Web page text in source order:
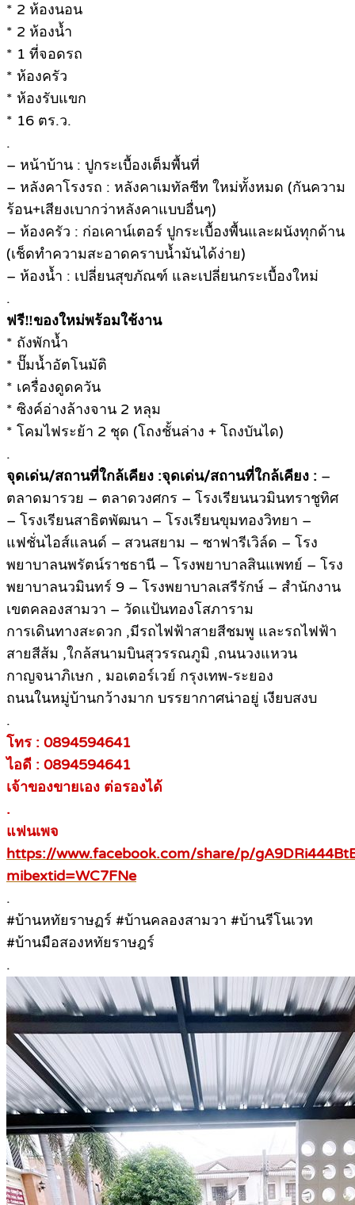
* 2 ห้องนอน
* 2 ห้องน้ำ
* 1 ที่จอดรถ
* ห้องครัว
* ห้องรับแขก
* 16 ตร.ว.
.
– หน้าบ้าน : ปูกระเบื้องเต็มพื้นที่
– หลังคาโรงรถ : หลังคาเมทัลชีท ใหม่ทั้งหมด (กันความ
ร้อน+เสียงเบากว่าหลังคาแบบอื่นๆ)
– ห้องครัว : ก่อเคาน์เตอร์ ปูกระเบื้องพื้นและผนังทุกด้าน
(เช็ดทำความสะอาดคราบน้ำมันได้ง่าย)
– ห้องน้ำ : เปลี่ยนสุขภัณฑ์ และเปลี่ยนกระเบื้องใหม่
.
ฟรี‼️ของใหม่พร้อมใช้งาน
* ถังพักน้ำ
* ปั๊มน้ำอัตโนมัติ
* เครื่องดูดควัน
* ซิงค์อ่างล้างจาน 2 หลุม
* โคมไฟระย้า 2 ชุด (โถงชั้นล่าง + โถงบันได)
.
จุดเด่น/สถานที่ใกล้เคียง :จุดเด่น/สถานที่ใกล้เคียง : –
ตลาดมารวย – ตลาดวงศกร – โรงเรียนนวมินทราชูทิศ
– โรงเรียนสาธิตพัฒนา – โรงเรียนขุมทองวิทยา –
แฟชั่นไอส์แลนด์ – สวนสยาม – ซาฟารีเวิล์ด – โรง
พยาบาลนพรัตน์ราชธานี – โรงพยาบาลสินแพทย์ – โรง
พยาบาลนวมินทร์ 9 – โรงพยาบาลเสรีรักษ์ – สำนักงาน
เขตคลองสามวา – วัดแป้นทองโสภาราม
การเดินทางสะดวก ,มีรถไฟฟ้าสายสีชมพู และรถไฟฟ้า
สายสีส้ม ,ใกล้สนามบินสุวรรณภูมิ ,ถนนวงแหวน
กาญจนาภิเษก , มอเตอร์เวย์ กรุงเทพ-ระยอง
ถนนในหมู่บ้านกว้างมาก บรรยากาศน่าอยู่ เงียบสงบ
.
โทร : 0894594641
ไอดี : 0894594641
เจ้าของขายเอง ต่อรองได้
.
แฟนเพจ
https://www.facebook.com/share/p/
mibextid=WC7FNe
.
#บ้านหทัยราษฏร์ #บ้านคลองสามวา #บ้านรีโนเวท
#บ้านมือสองหทัยราษฎร์
.